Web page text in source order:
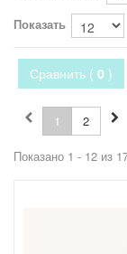
Показать
Сравнить ( 0 )
1 2
Показано 1 - 12 из